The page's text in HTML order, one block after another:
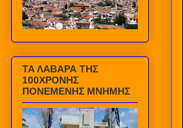
ΤΑ ΛΑΒΑΡΑ ΤΗΣ
100ΧΡΟΝΗΣ
ΠΟΝΕΜΕΝΗΣ ΜΝΗΜΗΣ